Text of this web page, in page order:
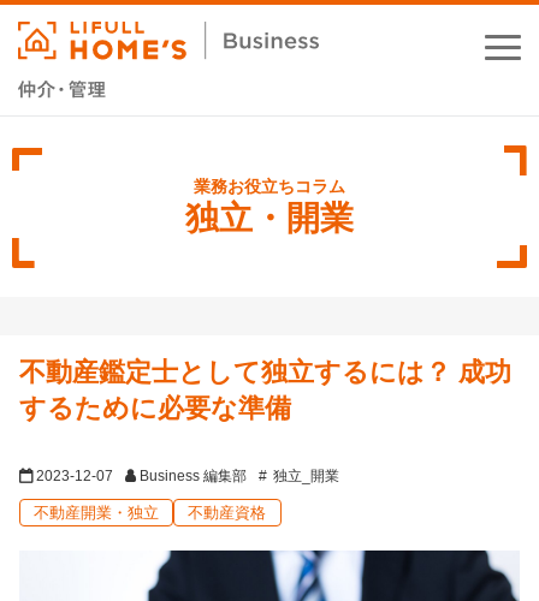
業務支援サービス
資料ダウンロード
独立・開業
不動産鑑定士として独立するには？ 成功
するために必要な準備
2023-12-07 Business 編集部 独立_開業
不動産開業・独立 不動産資格